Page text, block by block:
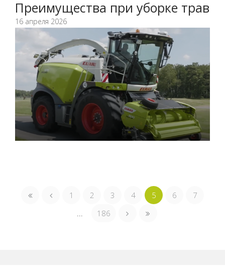
Преимущества при уборке трав
16 апреля 2026
1 2 3 4 5 6
7
...
186